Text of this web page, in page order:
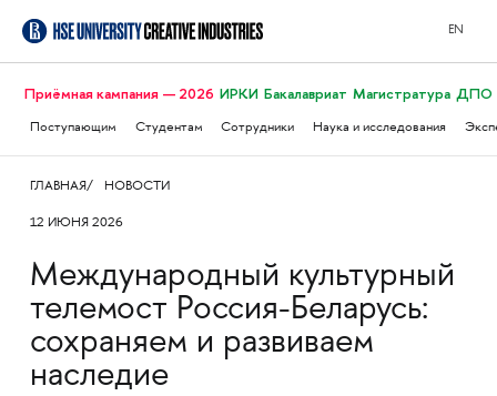
EN
Приёмная кампания — 2026 ИРКИ Бакалавриат Магистратура ДПО
Поступающим Студентам Сотрудники Наука и исследования
ГЛАВНАЯ НОВОСТИ
12 ИЮНЯ 2026
Международный культурный
телемост Россия-Беларусь:
сохраняем и развиваем
наследие